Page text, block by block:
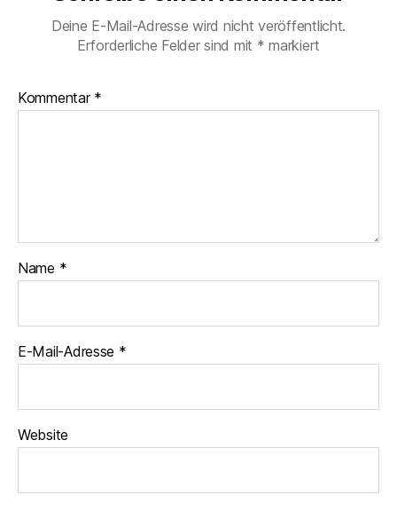
Deine E-Mail-Adresse wird nicht veröffentlicht.
Erforderliche Felder sind mit * markiert
Kommentar *
Name *
E-Mail-Adresse *
Website